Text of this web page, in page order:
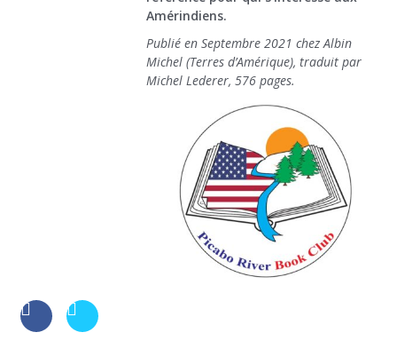
Amérindiens.
Publié en Septembre 2021 chez Albin
Michel (Terres d’Amérique), traduit par
Michel Lederer, 576 pages.